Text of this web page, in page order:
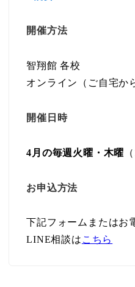
開催方法
智翔館 各校
オンライン（ご自宅か
開催日時
4月の毎週火曜・木曜
お申込方法
下記フォームまたはお
LINE相談は こちら